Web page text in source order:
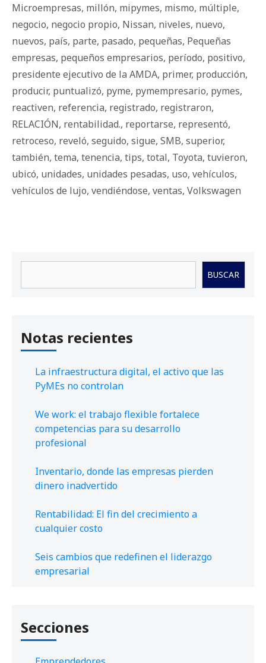
Microempresas, millón, mipymes, mismo, múltiple,
negocio, negocio propio, Nissan, niveles, nuevo,
nuevos, país, parte, pasado, pequeñas, Pequeñas
empresas, pequeños empresarios, período, positivo,
presidente ejecutivo de la AMDA, primer, producción,
producir, puntualizó, pyme, pymempresario, pymes,
reactiven, referencia, registrado, registraron,
RELACIÓN, rentabilidad., reportarse, representó,
retroceso, reveló, seguido, sigue, SMB, superior,
también, tema, tenencia, tips, total, Toyota, tuvieron,
ubicó, unidades, unidades pesadas, uso, vehículos,
vehículos de lujo, vendiéndose, ventas, Volkswagen
BUSCAR
Notas recientes
La infraestructura digital, el activo que las
PyMEs no controlan
We work: el trabajo flexible fortalece
competencias para su desarrollo
profesional
Inventario, donde las empresas pierden
dinero inadvertido
Rentabilidad: El fin del crecimiento a
cualquier costo
Seis cambios que redefinen el liderazgo
empresarial
Secciones